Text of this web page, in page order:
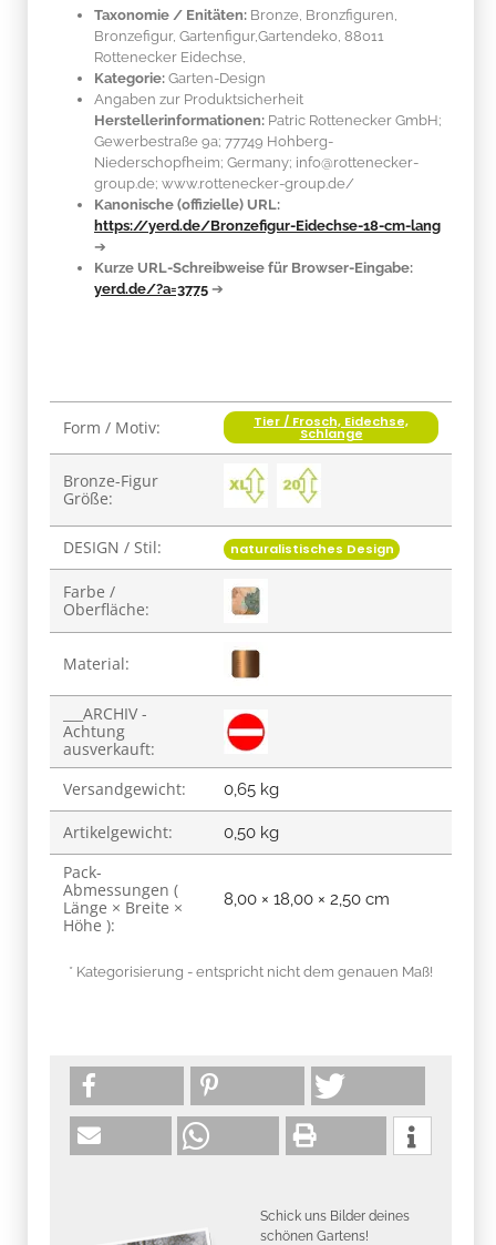
Taxonomie / Enitäten: Bronze , Bronzfiguren,
Bronzefigur, Gartenfigur,Gartendeko, 88011
Rottenecker Eidechse,
Kategorie: Garten-Design
Angaben zur Produktsicherheit
Herstellerinformationen: Patric Rottenecker GmbH;
Gewerbestraße 9a; 77749 Hohberg-
Niederschopfheim; Germany; info@rottenecker-
group.de; www.rottenecker-group.de/
Kanonische (offizielle) URL:
https://yerd.de/Bronzefigur-Eidechse-18-cm-lang
➔
Kurze URL-Schreibweise für Browser-Eingabe:
yerd.de/?a=3775 ➔
Produkteigenschaft
Wert
Form / Motiv: Tier / Frosch, Eidechse,
Schlange
Bronze-Figur
Größe:
DESIGN / Stil: naturalistisches Design
Farbe /
Oberfläche:
Material:
___ARCHIV -
Achtung
ausverkauft:
Versandgewicht:
0,65 kg
Artikelgewicht: 0,50 kg
Pack-
Abmessungen (
Länge × Breite ×
Höhe ):
8,00 × 18,00 × 2,50 cm
* Kategorisierung - entspricht nicht dem genauen Maß!
Schick uns Bilder deines
schönen Gartens!